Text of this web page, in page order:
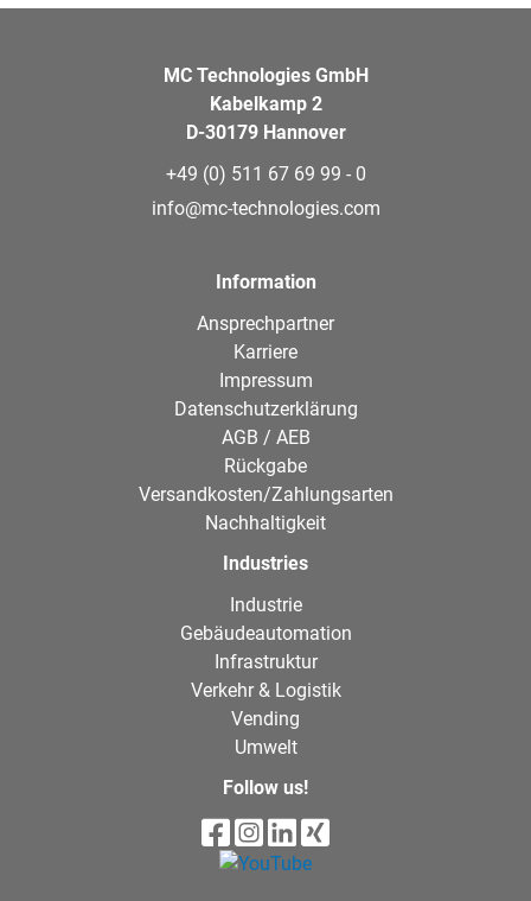
MC Technologies GmbH
Kabelkamp 2
D-30179 Hannover
+49 (0) 511 67 69 99 - 0
info@mc-technologies.com
Information
Ansprechpartner
Karriere
Impressum
Datenschutzerklärung
AGB / AEB
Rückgabe
Versandkosten/Zahlungsarten
Nachhaltigkeit
Industries
Industrie
Gebäudeautomation
Infrastruktur
Verkehr & Logistik
Vending
Umwelt
Follow us!